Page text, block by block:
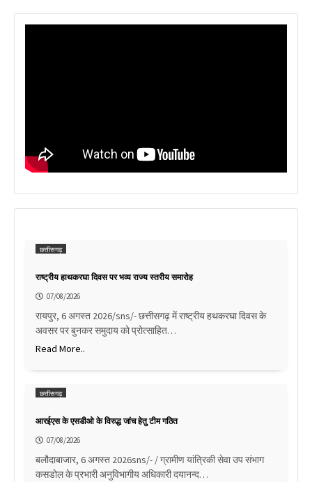
छत्तीसगढ़
राष्ट्रीय हाथकरघा दिवस पर भव्य राज्य स्तरीय समारोह
07/08/2026
रायपुर, 6 अगस्त 2026/sns/- छत्तीसगढ़ में राष्ट्रीय हथकरघा दिवस के
अवसर पर बुनकर समुदाय को प्रोत्साहित…
Read More..
छत्तीसगढ़
आरईएस के एसडीओ के विरुद्ध जांच हेतु टीम गठित
07/08/2026
बलौदाबाजार, 6 अगस्त 2026sns/- / ग्रामीण यांत्रिकी सेवा उप संभाग
कसडोल के प्रभारी अनुविभागीय अधिकारी दयानन्द…